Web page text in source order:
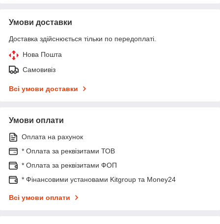
Умови доставки
Доставка здійснюється тільки по передоплаті.
Нова Пошта
Самовивіз
Всі умови доставки
Умови оплати
Оплата на рахунок
* Оплата за реквізитами ТОВ
* Оплата за реквізитами ФОП
* Фінансовими установами Kitgroup та Money24
Всі умови оплати